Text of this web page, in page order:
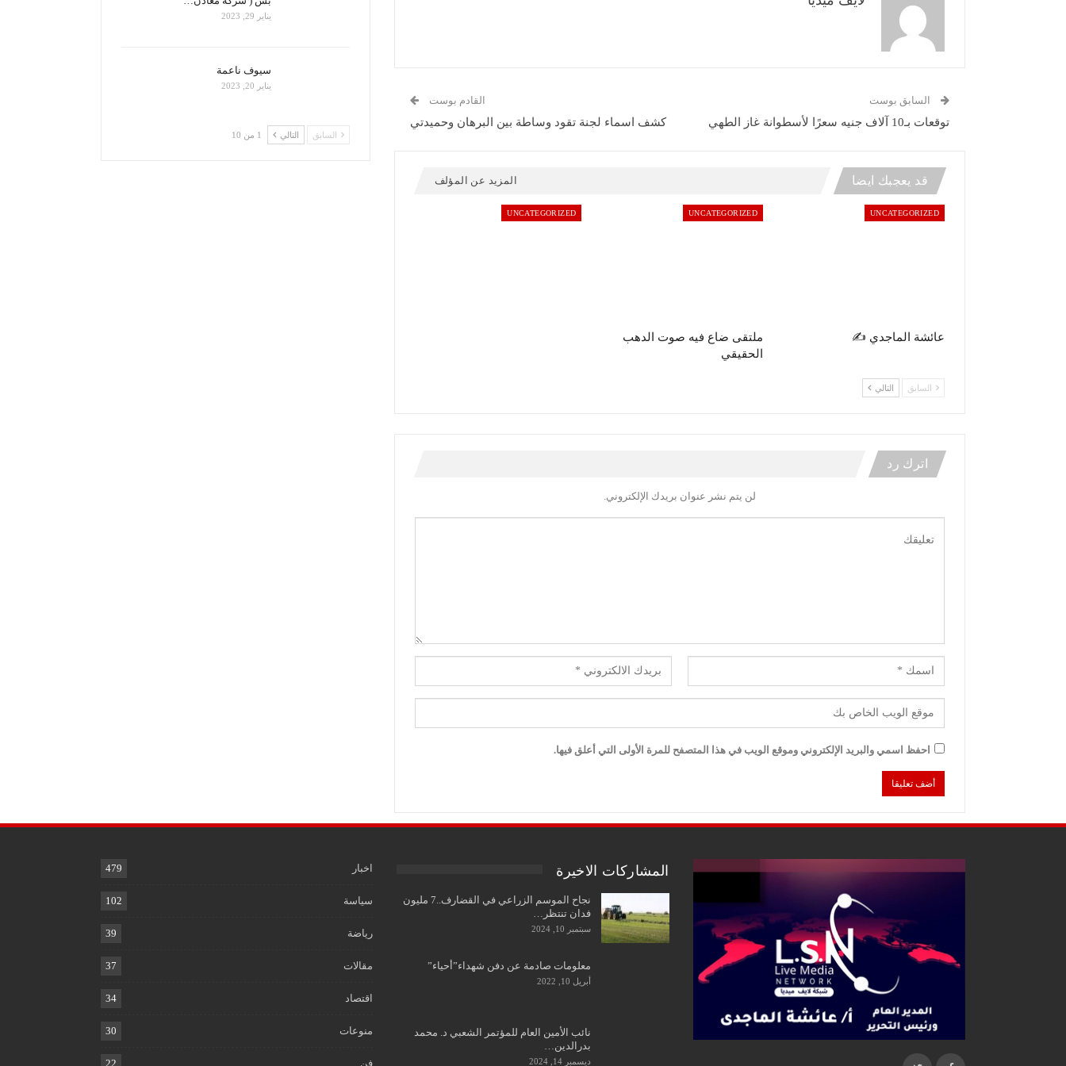
السابق بوست
توقعات بـ10 آلاف جنيه سعرًا لأسطوانة غاز الطهي
القادم بوست
كشف اسماء لجنة تقود وساطة بين البرهان وحميدتي
قد يعجبك ايضا المزيد عن المؤلف
UNCATEGORIZED
عائشة الماجدي ✍️
UNCATEGORIZED
ملتقى ضاع فيه صوت الدهب
الحقيقي
UNCATEGORIZED
السابق التالي
اترك رد
لن يتم نشر عنوان بريدك الإلكتروني.
احفظ اسمي والبريد الإلكتروني وموقع الويب في هذا المتصفح للمرة الأولى التي أعلق فيها.
يناير 29, 2023
سيوف ناعمة
يناير 20, 2023
السابق التالي 1 من 10
المشاركات الاخيرة
نجاح الموسم الزراعي في القضارف..7 مليون
فدان تنتظر…
سبتمبر 10, 2024
معلومات صادمة عن دفن شهداء”أحياء”
أبريل 10, 2022
نائب الأمين العام للمؤتمر الشعبي د. محمد
بدرالدين…
ديسمبر 14, 2024
اخبار 479
سياسة 102
رياضة 39
مقالات 37
اقتصاد 34
منوعات 30
فن 22